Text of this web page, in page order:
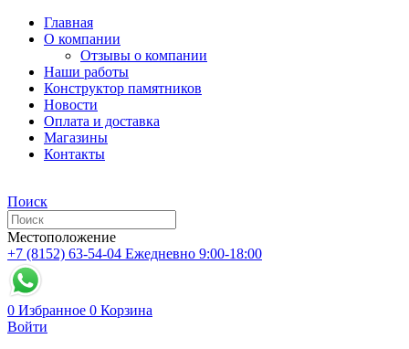
Главная
О компании
Отзывы о компании
Наши работы
Конструктор памятников
Новости
Оплата и доставка
Магазины
Контакты
Поиск
Местоположение
+7 (8152) 63-54-04 Ежедневно 9:00-18:00
0 Избранное 0 Корзина
Войти